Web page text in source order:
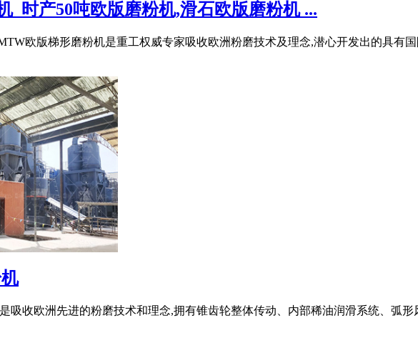
_时产50吨欧版磨粉机,滑石欧版磨粉机 ...
欧版梯形磨粉机是重工权威专家吸收欧洲粉磨技术及理念,潜心开发出的具有
吸收欧洲先进的粉磨技术和理念,拥有锥齿轮整体传动、内部稀油润滑系统、弧